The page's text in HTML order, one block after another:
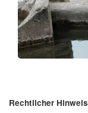
Rechtlicher Hinweis